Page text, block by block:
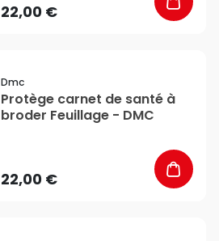
22,00 €
Dmc
Protège carnet de santé à
broder Feuillage - DMC
22,00 €